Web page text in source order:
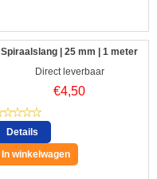
Spiraalslang | 25 mm | 1 meter
Direct leverbaar
€4,50
Details
In winkelwagen